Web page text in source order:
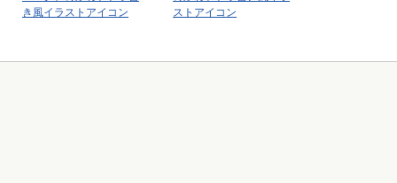
き風イラストアイコン
ストアイコン